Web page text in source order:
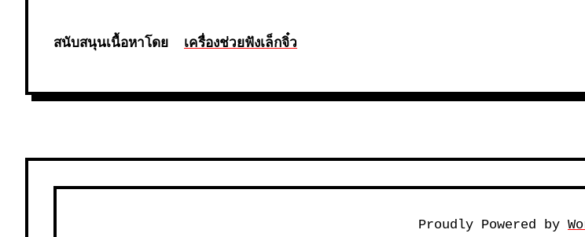
สนับสนุนเนื้อหาโดย เครื่องช่วยฟังเล็กจิ๋ว
Proudly Powered by